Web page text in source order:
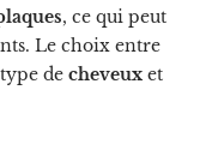
, ce qui peut
Le choix entre
de cheveux et